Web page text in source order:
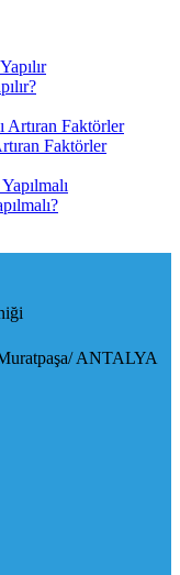
Faktörler
ANTALYA